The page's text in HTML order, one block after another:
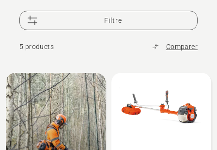
d’éclaircissement forestières ont une conception
sur mesure pour une productivité élevée.
Filtre
5 products Comparer
All
products